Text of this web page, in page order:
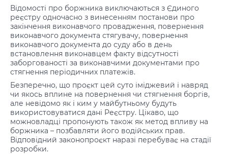
Відомості про боржника виключаються з Єдиного
реєстру одночасно з винесенням постанови про
закінчення виконавчого провадження, повернення
виконавчого документа стягувачу, повернення
виконавчого документа до суду або в день
встановлення виконавцем факту відсутності
заборгованості за виконавчими документами про
стягнення періодичних платежів.
Безперечно, що проєкт цей суто іміджевий і навряд
чи якось вплине на повернення чи стягнення боргів,
але невідомо як і ким у майбутньому будуть
використовуватися дані Реєстру. Цікаво, що
можновладці пропонують також як метод впливу на
боржника – позбавляти його водійських прав.
Відповідний законопроєкт наразі перебуває на стадії
розробки.